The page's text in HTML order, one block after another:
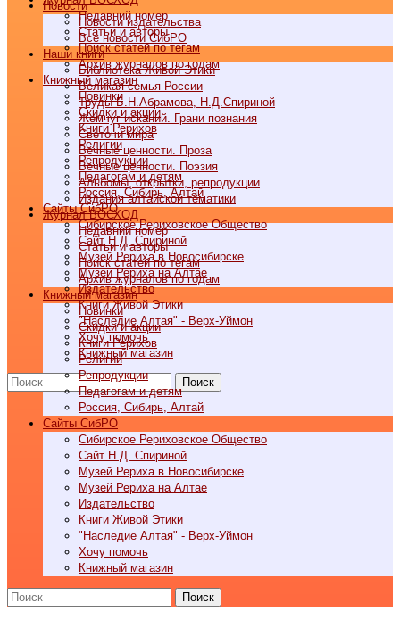
Недавний номер
Статьи и авторы
Поиск статей по тегам
Архив журналов по годам
Книжный магазин
Новинки
Скидки и акции
Книги Рерихов
Религии
Репродукции
Педагогам и детям
Россия, Сибирь, Алтай
Cайты СибРО
Сибирское Рериховское Общество
Сайт Н.Д. Спириной
Музей Рериха в Новосибирске
Музей Рериха на Алтае
Издательство
Книги Живой Этики
"Наследие Алтая" - Верх-Уймон
Хочу помочь
Книжный магазин
Поиск
Новости
Новости издательства
Все новости СибРО
Наши книги
Библиотека Живой Этики
Великая семья России
Труды Б.Н.Абрамова, Н.Д.Спириной
Жемчуг исканий. Грани познания
Светочи мира
Вечные ценности. Проза
Вечные ценности. Поэзия
Альбомы, открытки, репродукции
Издания алтайской тематики
Журнал ВОСХОД
Недавний номер
Статьи и авторы
Поиск статей по тегам
Архив журналов по годам
Книжный магазин
Новинки
Скидки и акции
Книги Рерихов
Религии
Репродукции
Педагогам и детям
Россия, Сибирь, Алтай
Cайты СибРО
Сибирское Рериховское Общество
Сайт Н.Д. Спириной
Музей Рериха в Новосибирске
Музей Рериха на Алтае
Издательство
Книги Живой Этики
"Наследие Алтая" - Верх-Уймон
Хочу помочь
Книжный магазин
Поиск